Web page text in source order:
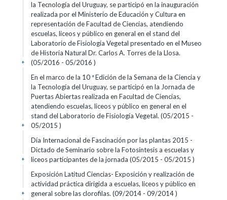
la Tecnología del Uruguay, se participó en la inauguración
realizada por el Ministerio de Educación y Cultura en
representación de Facultad de Ciencias, atendiendo
escuelas, liceos y público en general en el stand del
Laboratorio de Fisiología Vegetal presentado en el Museo
de Historia Natural Dr. Carlos A. Torres de la Llosa.
(05/2016 - 05/2016 )
+
En el marco de la 10 ª Edición de la Semana de la Ciencia y
la Tecnología del Uruguay, se participó en la Jornada de
Puertas Abiertas realizada en Facultad de Ciencias,
atendiendo escuelas, liceos y público en general en el
stand del Laboratorio de Fisiología Vegetal. (05/2015 -
05/2015 )
+
Día Internacional de Fascinación por las plantas 2015 -
Dictado de Seminario sobre la Fotosíntesis a escuelas y
liceos participantes de la jornada (05/2015 - 05/2015 )
+
Exposición Latitud Ciencias- Exposición y realización de
actividad práctica dirigida a escuelas, liceos y público en
general sobre las clorofilas. (09/2014 - 09/2014 )
+